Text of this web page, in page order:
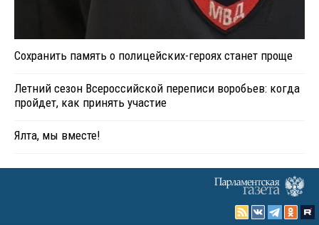
Сохранить память о полицейских-героях станет проще
Летний сезон Всероссийской переписи воробьев: когда
пройдет, как принять участие
Ялта, мы вместе!